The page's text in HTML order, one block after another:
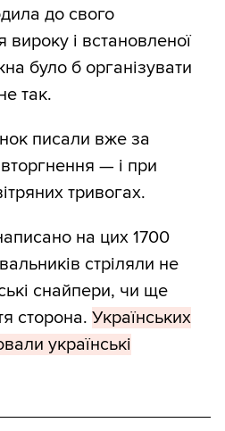
до свого
і встановленої
було б організувати
так.
писали вже за
— і при
тривогах.
на цих 1700
стріляли не
снайпери, чи ще
сторона. Українських
українські